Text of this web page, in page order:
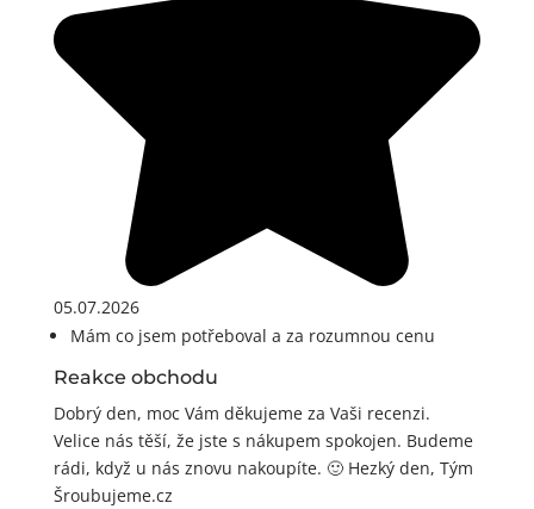
05.07.2026
Mám co jsem potřeboval a za rozumnou cenu
Reakce obchodu
Dobrý den, moc Vám děkujeme za Vaši recenzi.
Velice nás těší, že jste s nákupem spokojen. Budeme
rádi, když u nás znovu nakoupíte. 🙂 Hezký den, Tým
Šroubujeme.cz